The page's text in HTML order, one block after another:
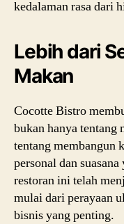
kedalaman rasa dari
Lebih dari
Makan
Cocotte Bistro
bukan hanya tentang
tentang membangun
personal dan
restoran ini telah
mulai dari perayaan
bisnis yang penting.